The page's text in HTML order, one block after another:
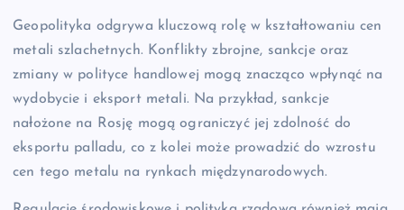
Geopolityka odgrywa kluczową rolę w kształtowaniu cen
metali szlachetnych. Konflikty zbrojne, sankcje oraz
zmiany w polityce handlowej mogą znacząco wpłynąć na
wydobycie i eksport metali. Na przykład, sankcje
nałożone na Rosję mogą ograniczyć jej zdolność do
eksportu palladu, co z kolei może prowadzić do wzrostu
cen tego metalu na rynkach międzynarodowych.